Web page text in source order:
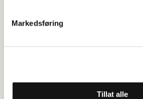
Markedsføring
Tillat alle
Tar BYENgavekortet